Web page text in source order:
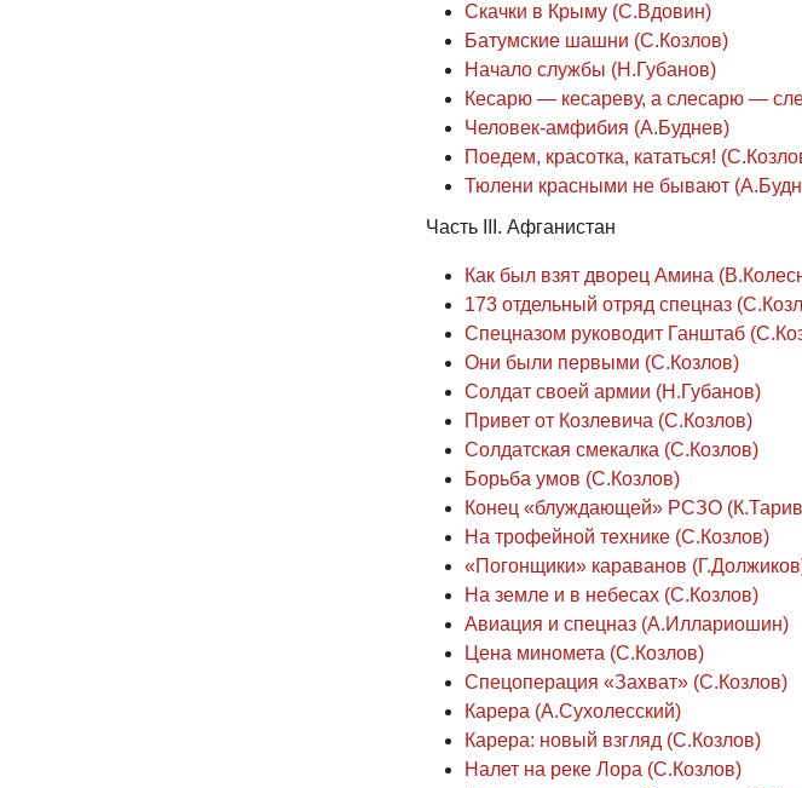
Скачки в Крыму (С.Вдовин)
Батумские шашни (С.Козлов)
Начало службы (Н.Губанов)
Кесарю — кесареву, а слесарю —
Человек-амфибия (А.Буднев)
Поедем, красотка, кататься!
Тюлени красными не бывают
Часть III. Афганистан
Как был взят дворец Амина
173 отдельный отряд спецназ
Спецназом руководит Ганштаб
Они были первыми (С.Козлов)
Солдат своей армии (Н.Губанов)
Привет от Козлевича (С.Козлов)
Солдатская смекалка (С.Козлов)
Борьба умов (С.Козлов)
Конец «блуждающей» РСЗО
На трофейной технике (С.Козлов)
«Погонщики» караванов
На земле и в небесах (С.Козлов)
Авиация и спецназ (А.Иллариошин)
Цена миномета (С.Козлов)
Спецоперация «Захват» (С.Козлов)
Карера (А.Сухолесский)
Карера: новый взгляд (С.Козлов)
Налет на реке Лора (С.Козлов)